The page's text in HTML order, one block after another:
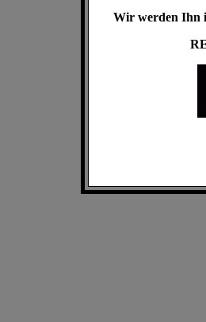
Wir werden Ihn